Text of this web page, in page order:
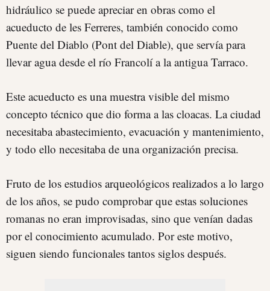
hidráulico se puede apreciar en obras como el
acueducto de les Ferreres, también conocido como
Puente del Diablo (Pont del Diable), que servía para
llevar agua desde el río Francolí a la antigua Tarraco.
Este acueducto es una muestra visible del mismo
concepto técnico que dio forma a las cloacas. La ciudad
necesitaba abastecimiento, evacuación y mantenimiento,
y todo ello necesitaba de una organización precisa.
Fruto de los estudios arqueológicos realizados a lo largo
de los años, se pudo comprobar que estas soluciones
romanas no eran improvisadas, sino que venían dadas
por el conocimiento acumulado. Por este motivo,
siguen siendo funcionales tantos siglos después.